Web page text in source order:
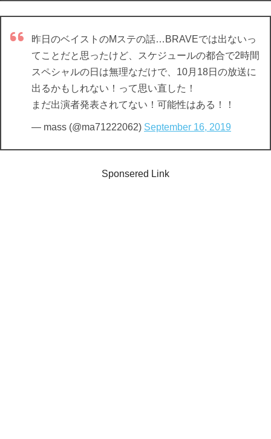
昨日のベイストのMステの話…BRAVEでは出ないっ
てことだと思ったけど、スケジュールの都合で2時間
スペシャルの日は無理なだけで、10月18日の放送に
出るかもしれない！って思い直した！
まだ出演者発表されてない！可能性はある！！
— mass (@ma71222062) September 16, 2019
Sponsered Link